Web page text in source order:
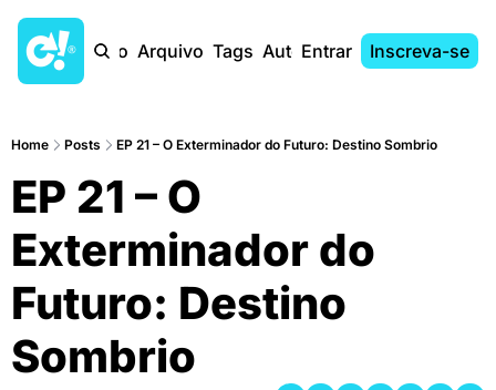
Início Arquivo Tags AutoresEntrar Inscreva-se
Home Posts EP 21 – O Exterminador do Futuro: Destino Sombrio
EP 21 – O
Exterminador do
Futuro: Destino
Sombrio